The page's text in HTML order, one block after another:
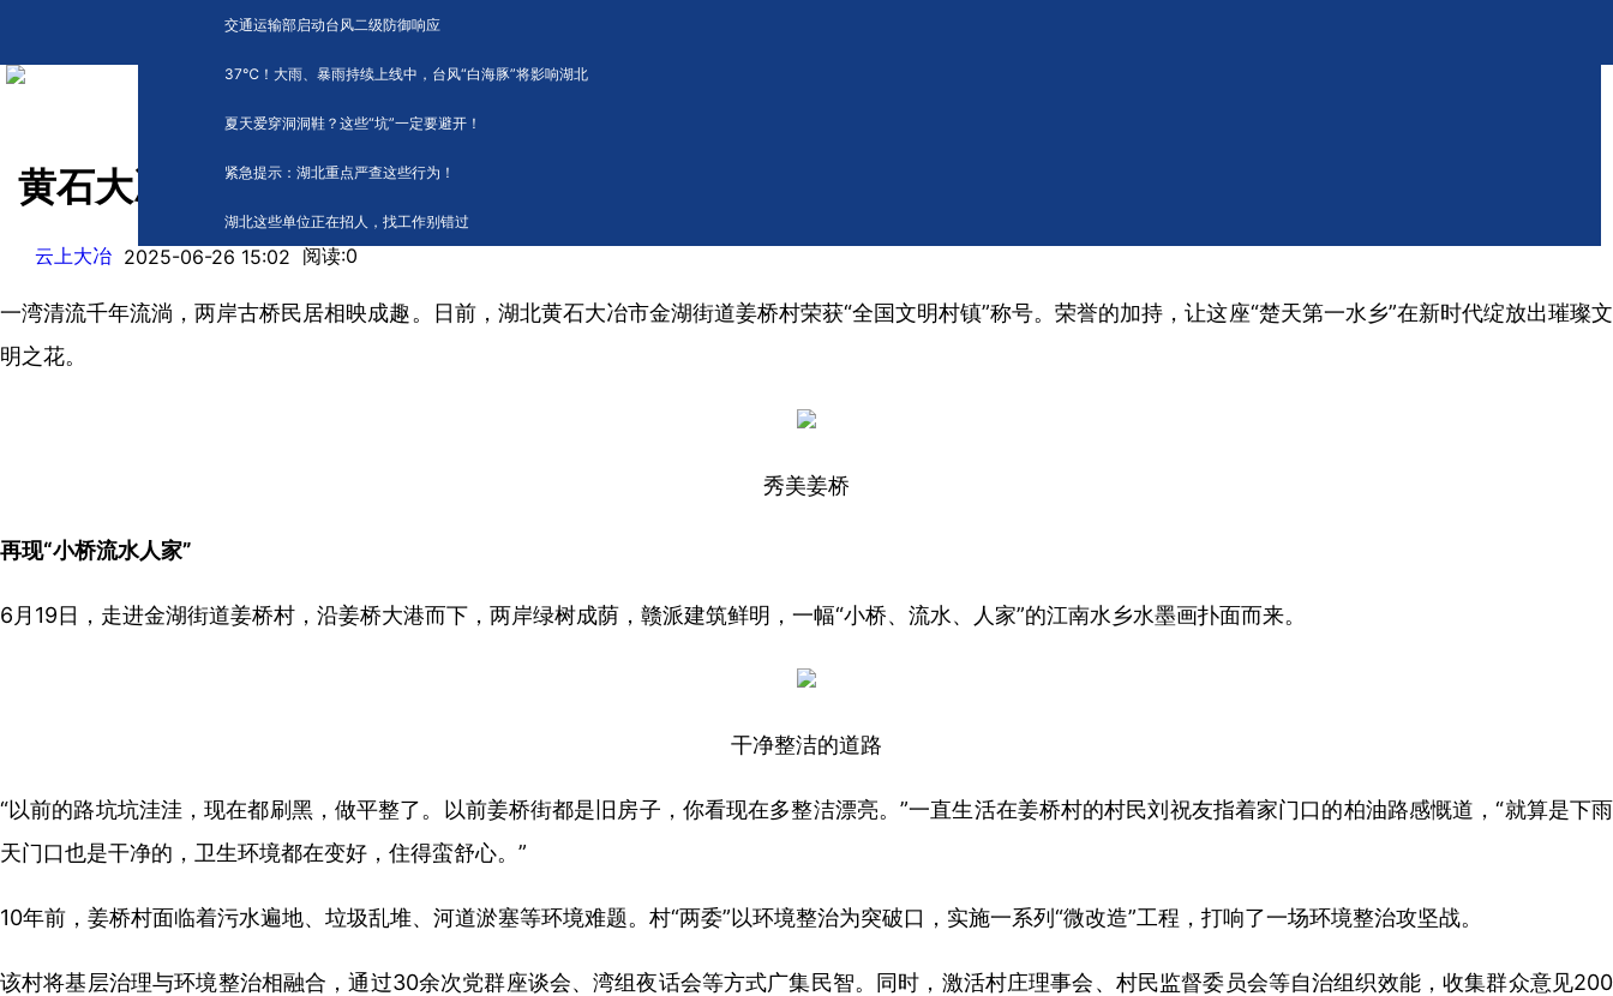
交通运输部启动台风二级防御响应
​37℃！大雨、暴雨持续上线中，台风“白海豚”将影响湖北
夏天爱穿洞洞鞋？这些“坑”一定要避开！
紧急提示：湖北重点严查这些行为！
湖北这些单位正在招人，找工作别错过
黄石大冶：千年古村添新韵
云上大冶 2025-06-26 15:02 阅读:0
一湾清流千年流淌，两岸古桥民居相映成趣。日前，湖北黄石大冶市金湖街道姜桥村荣获“全国文明村镇”称号。荣誉的加持，让这座“楚天第一水乡”在新时代绽放出璀璨文
明之花。
秀美姜桥
再现“小桥流水人家”
6月19日，走进金湖街道姜桥村，沿姜桥大港而下，两岸绿树成荫，赣派建筑鲜明，一幅“小桥、流水、人家”的江南水乡水墨画扑面而来。
干净整洁的道路
“以前的路坑坑洼洼，现在都刷黑，做平整了。以前姜桥街都是旧房子，你看现在多整洁漂亮。”一直生活在姜桥村的村民刘祝友指着家门口的柏油路感慨道，“就算是下雨
天门口也是干净的，卫生环境都在变好，住得蛮舒心。”
10年前，姜桥村面临着污水遍地、垃圾乱堆、河道淤塞等环境难题。村“两委”以环境整治为突破口，实施一系列“微改造”工程，打响了一场环境整治攻坚战。
该村将基层治理与环境整治相融合，通过30余次党群座谈会、湾组夜话会等方式广集民智。同时，激活村庄理事会、村民监督委员会等自治组织效能，收集群众意见200